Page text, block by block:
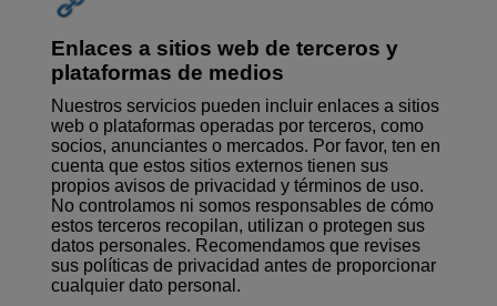
Enlaces a sitios web de terceros y
plataformas de medios
Nuestros servicios pueden incluir enlaces a sitios
web o plataformas operadas por terceros, como
socios, anunciantes o mercados. Por favor, ten en
cuenta que estos sitios externos tienen sus
propios avisos de privacidad y términos de uso.
No controlamos ni somos responsables de cómo
estos terceros recopilan, utilizan o protegen sus
datos personales. Recomendamos que revises
sus políticas de privacidad antes de proporcionar
cualquier dato personal.